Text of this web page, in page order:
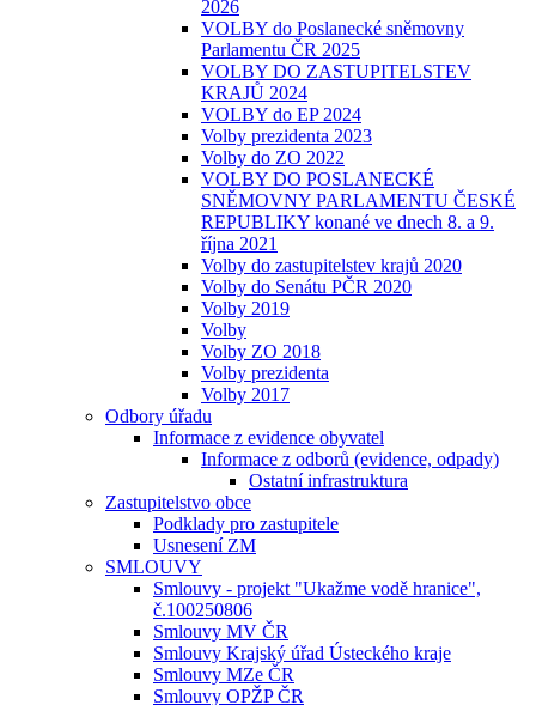
2026
VOLBY do Poslanecké sněmovny
Parlamentu ČR 2025
VOLBY DO ZASTUPITELSTEV
KRAJŮ 2024
VOLBY do EP 2024
Volby prezidenta 2023
Volby do ZO 2022
VOLBY DO POSLANECKÉ
SNĚMOVNY PARLAMENTU ČESKÉ
REPUBLIKY konané ve dnech 8. a 9.
října 2021
Volby do zastupitelstev krajů 2020
Volby do Senátu PČR 2020
Volby 2019
Volby
Volby ZO 2018
Volby prezidenta
Volby 2017
Odbory úřadu
Informace z evidence obyvatel
Informace z odborů (evidence, odpady)
Ostatní infrastruktura
Zastupitelstvo obce
Podklady pro zastupitele
Usnesení ZM
SMLOUVY
Smlouvy - projekt "Ukažme vodě hranice",
č.100250806
Smlouvy MV ČR
Smlouvy Krajský úřad Ústeckého kraje
Smlouvy MZe ČR
Smlouvy OPŽP ČR